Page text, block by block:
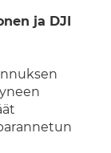
ja DJI